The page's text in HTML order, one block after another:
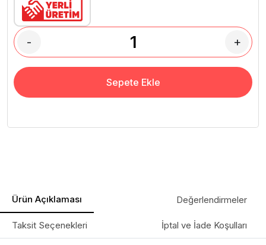
- +
Sepete Ekle
Ürün Açıklaması Değerlendirmeler
Taksit Seçenekleri İptal ve İade Koşulları